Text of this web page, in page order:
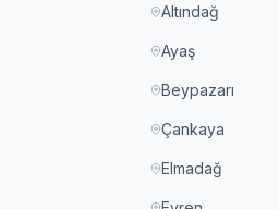
Altındağ
Ayaş
Beypazarı
Çankaya
Elmadağ